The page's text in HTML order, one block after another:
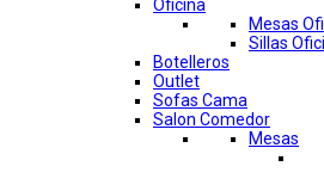
Oficina
Mesas
Sillas
Botelleros
Outlet
Sofas Cama
Salon Comedor
Mesas